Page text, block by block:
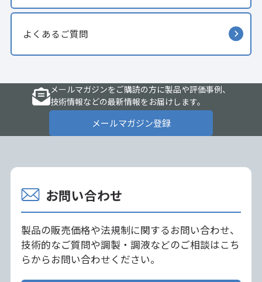
よくあるご質問
メールマガジンをご購読の方に製品や評価事例、
技術情報などの最新情報をお届けします。
メールマガジン登録
お問い合わせ
製品の販売価格や法規制に関するお問い合わせ、
技術的なご質問や調製・調液などのご相談はこち
らからお問い合わせください。